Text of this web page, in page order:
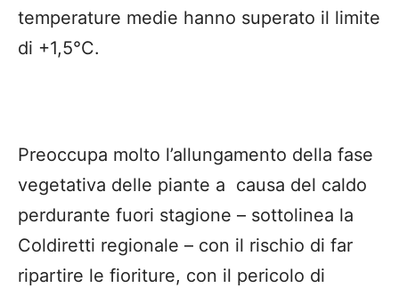
temperature medie hanno superato il limite
di +1,5°C.
Preoccupa molto l’allungamento della fase
vegetativa delle piante a causa del caldo
perdurante fuori stagione – sottolinea la
Coldiretti regionale – con il rischio di far
ripartire le fioriture, con il pericolo di